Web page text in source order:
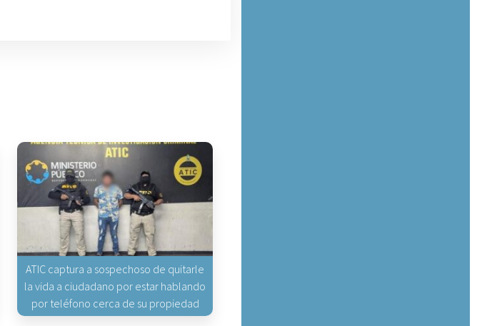
ATIC captura a sospechoso de quitarle
la vida a ciudadano por estar hablando
por teléfono cerca de su propiedad